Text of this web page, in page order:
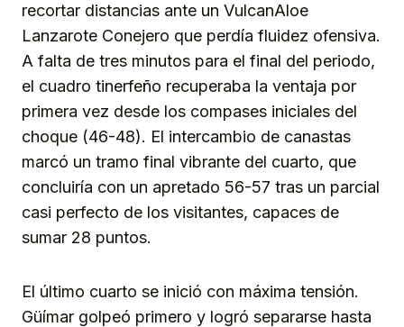
recortar distancias ante un VulcanAloe
Lanzarote Conejero que perdía fluidez ofensiva.
A falta de tres minutos para el final del periodo,
el cuadro tinerfeño recuperaba la ventaja por
primera vez desde los compases iniciales del
choque (46-48). El intercambio de canastas
marcó un tramo final vibrante del cuarto, que
concluiría con un apretado 56-57 tras un parcial
casi perfecto de los visitantes, capaces de
sumar 28 puntos.
El último cuarto se inició con máxima tensión.
Güímar golpeó primero y logró separarse hasta